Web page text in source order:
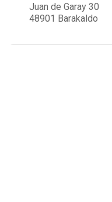
Juan de Garay 30
48901 Barakaldo